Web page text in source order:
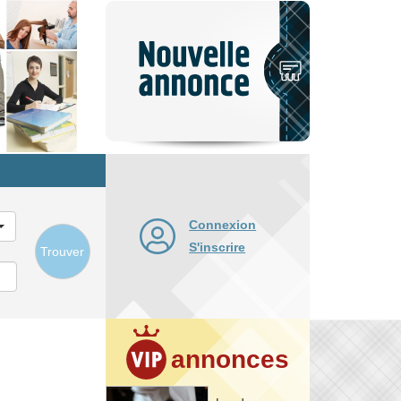
Trouver
Connexion
S'inscrire
annonces